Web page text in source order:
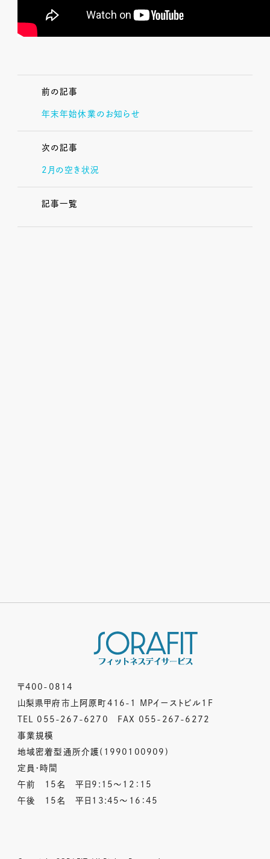
前の記事
年末年始休業のお知らせ
次の記事
2月の空き状況
記事一覧
〒400-0814
山梨県甲府市上阿原町416-1 MPイーストビル1F
TEL 055-267-6270 FAX 055-267-6272
事業規模
地域密着型通所介護(1990100909)
定員・時間
午前 15名 平日9:15～12：15
午後 15名 平日13:45～16：45